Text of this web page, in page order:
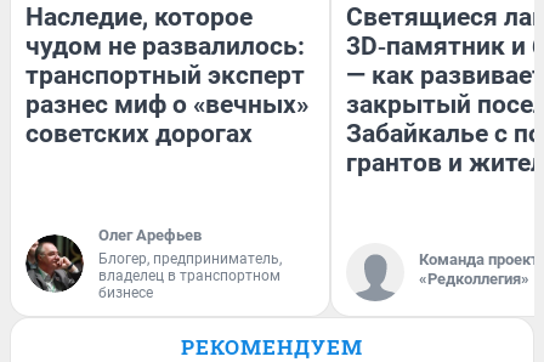
Наследие, которое
чудом не развалилось:
транспортный эксперт
разнес миф о «вечных»
советских дорогах
Олег Арефьев
Блогер, предприниматель,
владелец в транспортном
бизнесе
Светящиеся
3D‑памятник и
— как
закрытый
Забайкалье с
грантов и
Команда
«Редколлегия»
РЕКОМЕНДУЕМ